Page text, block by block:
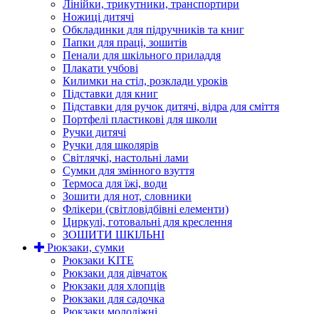
Лінійки, трикутники, транспортири
Ножиці дитячі
Обкладинки для підручників та книг
Папки для праці, зошитів
Пенали для шкільного приладдя
Плакати учбові
Килимки на стіл, розклади уроків
Підставки для книг
Підставки для ручок дитячі, відра для сміття
Портфелі пластикові для школи
Ручки дитячі
Ручки для школярів
Світлячкі, настольні лами
Сумки для змінного взуття
Термоса для їжі, води
Зошити для нот, словники
Флікери (світловідбівні елементи)
Циркулі, готовальні для креслення
ЗОШИТИ ШКІЛЬНІ
Рюкзаки, сумки
Рюкзаки KITE
Рюкзаки для дівчаток
Рюкзаки для хлопців
Рюкзаки для садочка
Рюкзаки молодіжні